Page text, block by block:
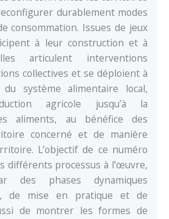
durablement modes
consommation. Issues de jeux
à leur construction et à
articulent interventions
collectives et se déploient à
système alimentaire local,
agricole jusqu’à la
aliments, au bénéfice des
concerné et de manière
L’objectif de ce numéro
différents processus à l’œuvre,
des phases dynamiques
de mise en pratique et de
de montrer les formes de